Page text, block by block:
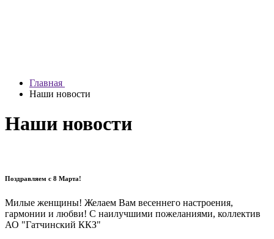
Главная
Наши новости
Наши новости
Поздравляем с 8 Марта!
Милые женщины! Желаем Вам весеннего настроения,
гармонии и любви! С наилучшими пожеланиями, коллектив
АО "Гатчинский ККЗ"